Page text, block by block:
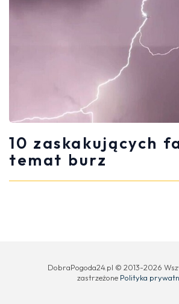
10 zaskakujących
temat burz
DobraPogoda24.pl © 2013-2026
zastrzeżone Polityka